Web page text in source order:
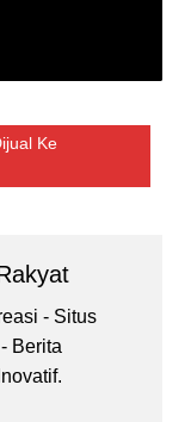
Ke
- Situs
Berita